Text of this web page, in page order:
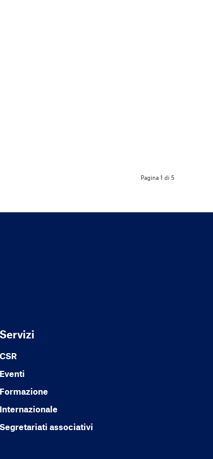
Pagina 1 di 5
Servizi
CSR
Eventi
Formazione
Internazionale
Segretariati associativi